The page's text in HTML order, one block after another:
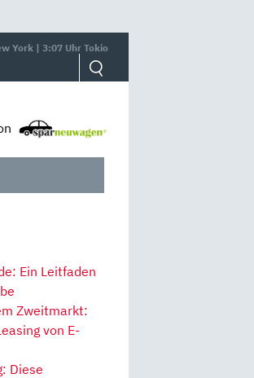
York | 3:07 Uhr Tokio
Ein Leitfaden
Zweitmarkt:
von E-
Diese